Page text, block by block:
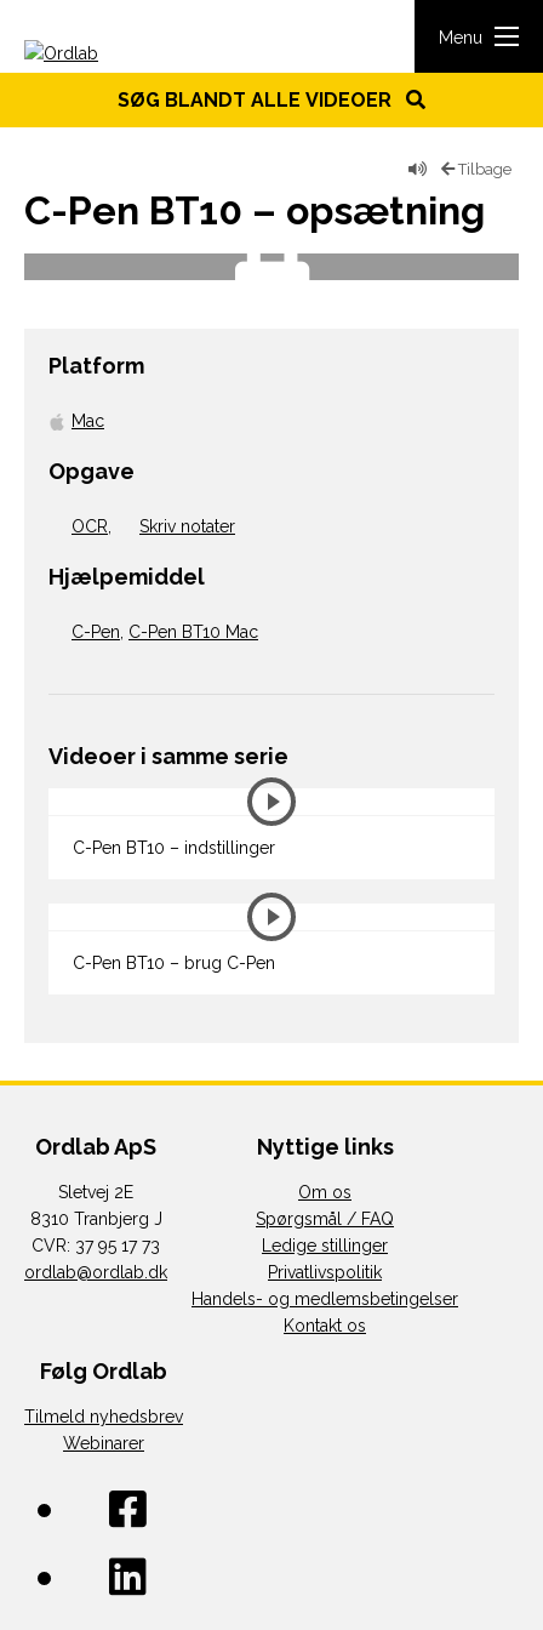
Menu
SØG BLANDT ALLE VIDEOER
Tilbage
C-Pen BT10 – opsætning
Platform
Mac
Opgave
OCR Skriv notater
Hjælpemiddel
C-Pen C-Pen BT10 Mac
Videoer i samme serie
C-Pen BT10 – indstillinger
C-Pen BT10 – brug C-Pen
Ordlab ApS
Sletvej 2E
8310 Tranbjerg J
CVR: 37 95 17 73
ordlab@ordlab.dk
Nyttige links
Om os
Spørgsmål / FAQ
Ledige stillinger
Privatlivspolitik
Handels- og medlemsbetingelser
Kontakt os
Følg Ordlab
Tilmeld nyhedsbrev
Webinarer